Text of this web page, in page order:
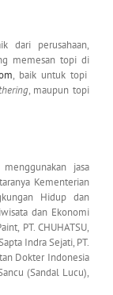
dari perusahaan,
memesan topi di
, baik untuk topi
, maupun topi
jasa
Kementerian
Hidup dan
dan Ekonomi
PT. CHUHATSU,
Indra Sejati, PT.
Dokter Indonesia
(Sandal Lucu),